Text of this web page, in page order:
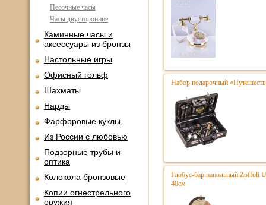
Песочные часы
Часы двусторонние
Каминные часы и
аксессуары из бронзы
Настольные игры
Офисный гольф
Шахматы
Нарды
Фарфоровые куклы
Из России с любовью
Подзорные трубы и
оптика
Колокола бронзовые
Копии огнестрельного
оружия
Набор подарочный
Глобус-бар напольный Zoffoli
40см